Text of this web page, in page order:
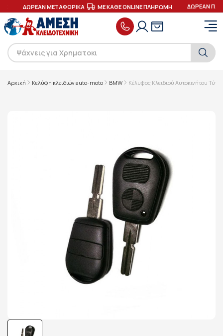
ΔΩΡΕΑΝ ΜΕΤΑΦΟΡΙΚΑ ΜΕ ΚΑΘΕ ONLINE ΠΛΗΡΩΜΗ ΔΩΡΕΑΝ
Αρχική Κελύφη κλειδιών auto-moto BMW Κέλυφος Κλειδιού Αυτοκινήτου